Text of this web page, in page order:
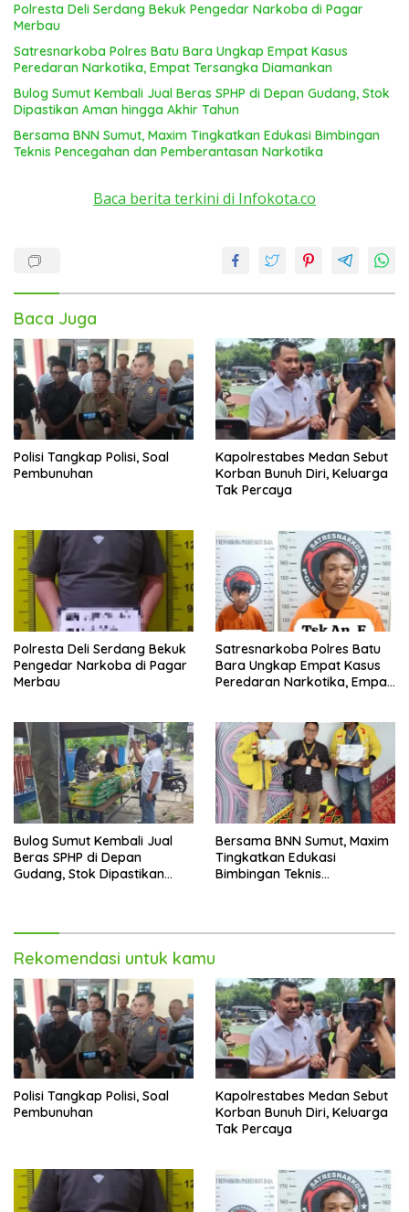
Polresta Deli Serdang Bekuk Pengedar Narkoba di Pagar
Merbau
Satresnarkoba Polres Batu Bara Ungkap Empat Kasus
Peredaran Narkotika, Empat Tersangka Diamankan
Bulog Sumut Kembali Jual Beras SPHP di Depan Gudang, Stok
Dipastikan Aman hingga Akhir Tahun
Bersama BNN Sumut, Maxim Tingkatkan Edukasi Bimbingan
Teknis Pencegahan dan Pemberantasan Narkotika
Baca berita terkini di Infokota.co
Baca Juga
Polisi Tangkap Polisi, Soal
Pembunuhan
Kapolrestabes Medan Sebut
Korban Bunuh Diri, Keluarga
Tak Percaya
Polresta Deli Serdang Bekuk
Pengedar Narkoba di Pagar
Merbau
Satresnarkoba Polres Batu
Bara Ungkap Empat Kasus
Peredaran Narkotika, Empat
Bulog Sumut Kembali Jual
Beras SPHP di Depan
Gudang, Stok Dipastikan
Bersama BNN Sumut, Maxim
Tingkatkan Edukasi
Bimbingan Teknis
Rekomendasi untuk kamu
Polisi Tangkap Polisi, Soal
Pembunuhan
Kapolrestabes Medan Sebut
Korban Bunuh Diri, Keluarga
Tak Percaya